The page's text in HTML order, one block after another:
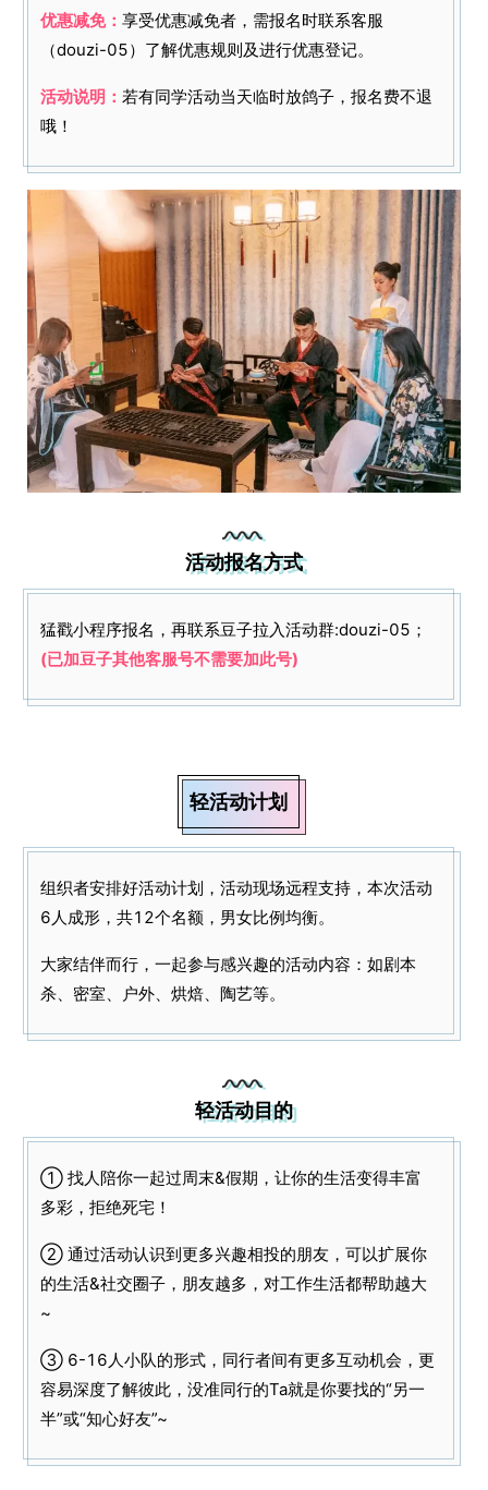
优惠减免： 享受优惠减免者，需报名时联系客服
（douzi-05）了解优惠规则及进行优惠登记。
活动说明： 若有同学活动当天临时放鸽子，报名费不退
哦！
活动报名方式
猛戳小程序报名，再联系豆子拉入活动群:douzi-05；
(已加豆子其他客服号不需要加此号)
轻活动计划
组织者安排好活动计划，活动现场远程支持，本次活动
6人成形，共12个名额，男女比例均衡。
大家结伴而行，一起参与感兴趣的活动内容：如剧本
杀、密室、户外、烘焙、陶艺等。
轻活动目的
① 找人陪你一起过周末&假期，让你的生活变得丰富
多彩，拒绝死宅！
② 通过活动认识到更多兴趣相投的朋友，可以扩展你
的生活&社交圈子，朋友越多，对工作生活都帮助越大
~
③ 6-16人小队的形式，同行者间有更多互动机会，更
容易深度了解彼此，没准同行的Ta就是你要找的“另一
半”或“知心好友”~